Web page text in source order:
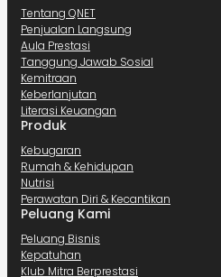
Tentang QNET
Penjualan Langsung
Aula Prestasi
Tanggung Jawab Sosial
Kemitraan
Keberlanjutan
Literasi Keuangan
Produk
Kebugaran
Rumah & Kehidupan
Nutrisi
Perawatan Diri & Kecantikan
Peluang Kami
Peluang Bisnis
Kepatuhan
Klub Mitra Berprestasi